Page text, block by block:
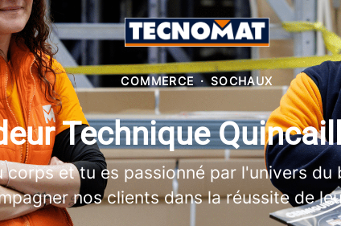
COMMERCE · SOCHAUX
Technique
corps et tu es passionné par l'univers
nos clients dans la réussite de